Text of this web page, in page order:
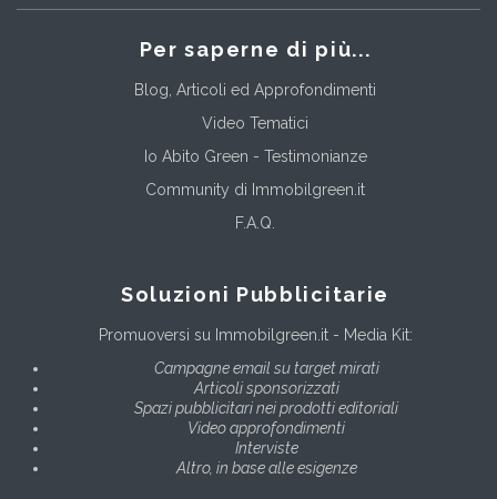
Per saperne di più...
Blog, Articoli ed Approfondimenti
Video Tematici
Io Abito Green - Testimonianze
Community di Immobilgreen.it
F.A.Q.
Soluzioni Pubblicitarie
Promuoversi su Immobilgreen.it - Media Kit:
Campagne email su target mirati
Articoli sponsorizzati
Spazi pubblicitari nei prodotti editoriali
Video approfondimenti
Interviste
Altro, in base alle esigenze